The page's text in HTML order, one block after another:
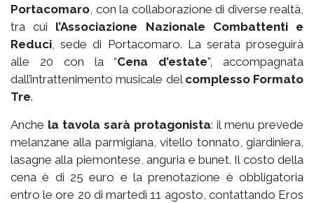
Portacomaro, con la collaborazione di diverse realtà,
tra cui l’Associazione Nazionale Combattenti e
Reduci, sede di Portacomaro. La serata proseguirà
alle 20 con la “Cena d’estate”, accompagnata
dall’intrattenimento musicale del complesso Formato
Tre.
Anche la tavola sarà protagonista: il menu prevede
melanzane alla parmigiana, vitello tonnato, giardiniera,
lasagne alla piemontese, anguria e bunet. Il costo della
cena è di 25 euro e la prenotazione è obbligatoria
entro le ore 20 di martedì 11 agosto, contattando Eros